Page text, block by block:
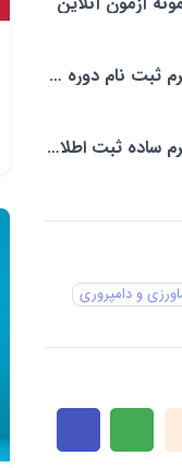
فرم ثبت نام دوره آموزش
فرم ساده ثبت اطلاعات فاکتور
و دامپروری